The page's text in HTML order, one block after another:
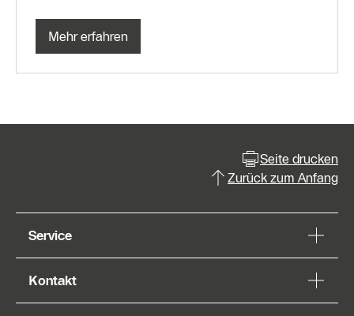
Mehr erfahren
Seite drucken
Zurück zum Anfang
Service
Kontakt